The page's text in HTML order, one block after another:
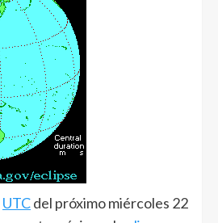
UTCdel próximo miércoles 22